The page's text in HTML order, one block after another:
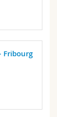
Fribourg